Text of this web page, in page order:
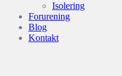
Isolering
Forurening
Blog
Kontakt